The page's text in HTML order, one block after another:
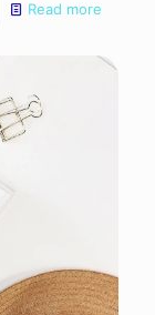
Read more